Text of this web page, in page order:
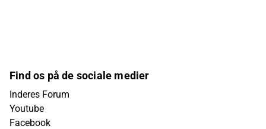
Find os på de sociale medier
Inderes Forum
Youtube
Facebook